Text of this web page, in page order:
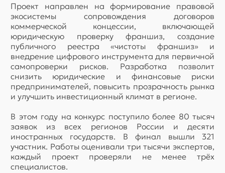
Проект направлен на формирование правовой
экосистемы сопровождения договоров
коммерческой концессии, включающей
юридическую проверку франшиз, создание
публичного реестра «чистоты франшиз» и
внедрение цифрового инструмента для первичной
самопроверки рисков. Разработка позволит
снизить юридические и финансовые риски
предпринимателей, повысить прозрачность рынка
и улучшить инвестиционный климат в регионе.
В этом году на конкурс поступило более 80 тысяч
заявок из всех регионов России и десяти
иностранных государств. В финал вышли 321
участник. Работы оценивали три тысячи экспертов,
каждый проект проверяли не менее трёх
специалистов.